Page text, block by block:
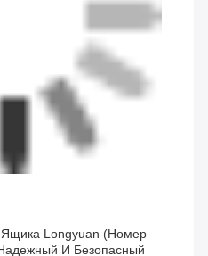
Longyuan (номер
И Безопасный